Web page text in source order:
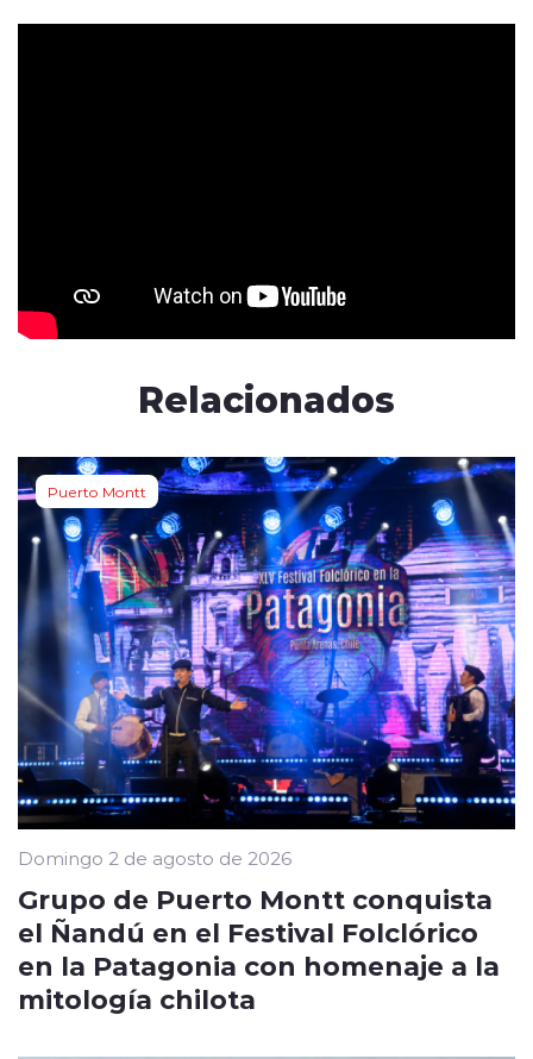
Relacionados
Puerto Montt
Domingo 2 de agosto de 2026
Grupo de Puerto Montt conquista
el Ñandú en el Festival Folclórico
en la Patagonia con homenaje a la
mitología chilota